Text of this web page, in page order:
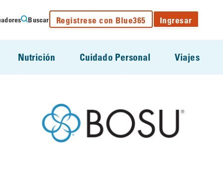
Buscar Registrese con Blue365 Ingresar
Nutrición Cuidado Personal Viajes